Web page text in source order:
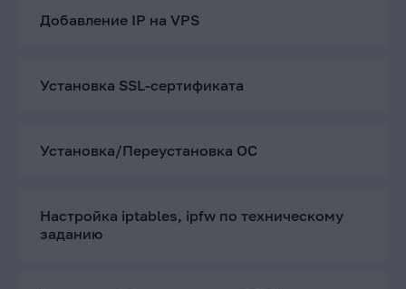
Добавление IP на VPS
Установка SSL-сертификата
Установка/Переустановка ОС
Настройка iptables, ipfw по техническому
заданию